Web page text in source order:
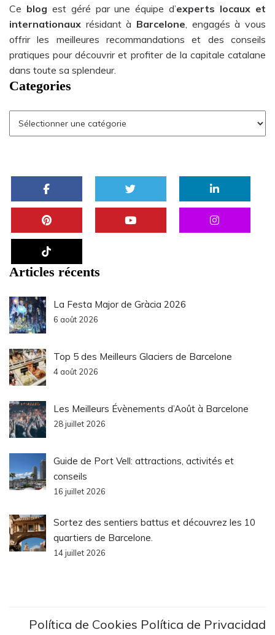
Ce blog est géré par une équipe d’experts locaux et
internationaux résidant à Barcelone , engagés à vous
offrir les meilleures recommandations et des conseils
pratiques pour découvrir et profiter de la capitale catalane
dans toute sa splendeur.
Categories
Articles récents
La Festa Major de Gràcia 2026
6 août 2026
Top 5 des Meilleurs Glaciers de Barcelone
4 août 2026
Les Meilleurs Évènements d’Août à Barcelone
28 juillet 2026
Guide de Port Vell: attractions, activités et
conseils
16 juillet 2026
Sortez des sentiers battus et découvrez les 10
quartiers de Barcelone.
14 juillet 2026
Política de Cookies Política de Privacidad